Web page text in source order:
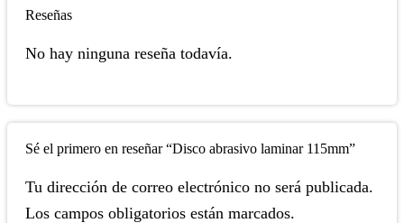
Reseñas
No hay ninguna reseña todavía.
Sé el primero en reseñar “Disco abrasivo laminar 115mm”
Tu dirección de correo electrónico no será publicada.
Los campos obligatorios están marcados.